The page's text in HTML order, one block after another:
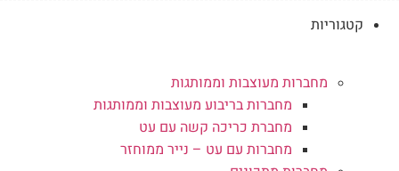
קטגוריות
מחברות מעוצבות וממותגות
מחברות בריבוע מעוצבות וממותגות
מחברת כריכה קשה עם עט
מחברות עם עט – נייר ממוחזר